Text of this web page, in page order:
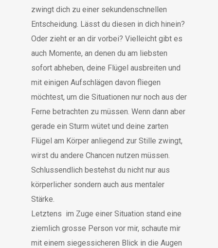
zwingt dich zu einer sekundenschnellen
Entscheidung. Lässt du diesen in dich hinein?
Oder zieht er an dir vorbei? Vielleicht gibt es
auch Momente, an denen du am liebsten
sofort abheben, deine Flügel ausbreiten und
mit einigen Aufschlägen davon fliegen
möchtest, um die Situationen nur noch aus der
Ferne betrachten zu müssen. Wenn dann aber
gerade ein Sturm wütet und deine zarten
Flügel am Körper anliegend zur Stille zwingt,
wirst du andere Chancen nutzen müssen.
Schlussendlich bestehst du nicht nur aus
körperlicher sondern auch aus mentaler
Stärke.
Letztens im Zuge einer Situation stand eine
ziemlich grosse Person vor mir, schaute mir
mit einem siegessicheren Blick in die Augen